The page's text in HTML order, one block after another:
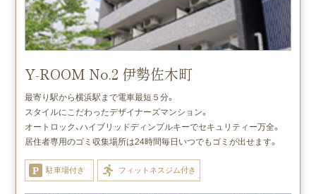
Y-ROOM No.2 伊勢佐木町
最寄り駅から横浜駅まで電車最短５分。
スタイルにこだわったデザイナーズマンション。
オートロック、ハイブリッドディンプルキーでセキュリティー万全。
居住者専用のゴミ収集場所は24時間毎日いつでもゴミが出せます。
駐車場付き フィットネスジム付き